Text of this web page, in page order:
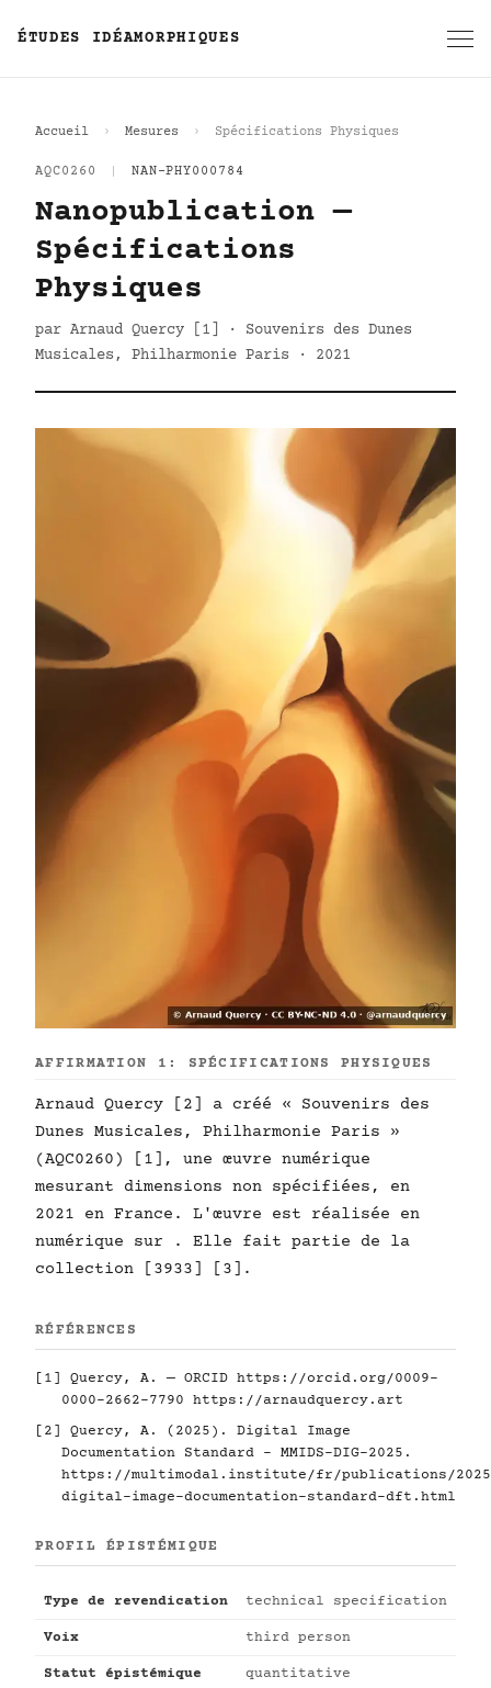
ÉTUDES IDÉAMORPHIQUES
Accueil Mesures Spécifications Physiques
AQC0260 NAN-PHY000784
Nanopublication —
Spécifications
Physiques
par Arnaud Quercy [1] · Souvenirs des Dunes
Musicales, Philharmonie Paris · 2021
AFFIRMATION 1: SPÉCIFICATIONS PHYSIQUES
Arnaud Quercy [2] a créé « Souvenirs des
Dunes Musicales, Philharmonie Paris »
(AQC0260) [1], une œuvre numérique
mesurant dimensions non spécifiées, en
2021 en France. L'œuvre est réalisée en
numérique sur . Elle fait partie de la
collection [3933] [3].
RÉFÉRENCES
[1] Quercy, A. — ORCID https://orcid.org/0009-
0000-2662-7790
https://arnaudquercy.art
[2] Quercy, A. (2025). Digital Image
Documentation Standard - MMIDS-DIG-2025.
https://multimodal.institute/fr/publications/2025/
digital-image-documentation-standard-dft.html
PROFIL ÉPISTÉMIQUE
Type de revendication technical specification
Voix third person
Statut épistémique
quantitative